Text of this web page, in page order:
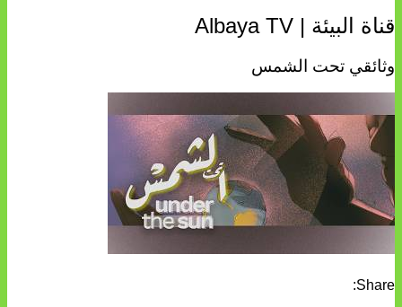
قناة البيئة | Albaya TV
وثائقي تحت الشمس
Share: